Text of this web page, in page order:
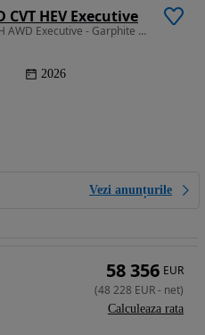
CVT HEV Executive
2487 cm3 • 244 CP • Lexus NX 350H AWD Executive - Garphite Black - Hazel
2026
Vezi anunțurile
58 356 EUR
(48 228 EUR- net)
Calculeaza rata